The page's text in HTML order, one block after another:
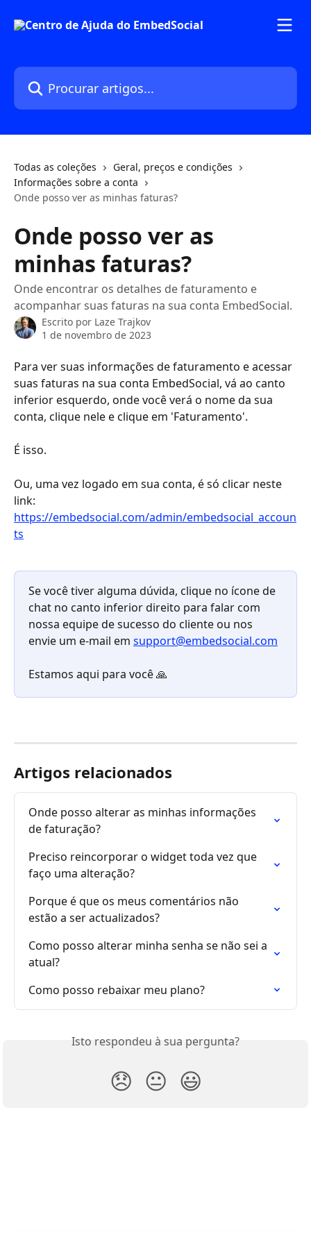
Procurar artigos...
Todas as coleções
Geral, preços e condições
Informações sobre a conta
Onde posso ver as minhas faturas?
Onde posso ver as
minhas faturas?
Onde encontrar os detalhes de faturamento e
acompanhar suas faturas na sua conta EmbedSocial.
Escrito por Laze Trajkov
1 de novembro de 2023
Para ver suas informações de faturamento e acessar
suas faturas na sua conta EmbedSocial, vá ao canto
inferior esquerdo, onde você verá o nome da sua
conta, clique nele e clique em 'Faturamento'.
É isso.
Ou, uma vez logado em sua conta, é só clicar neste
link:
https://embedsocial.com/admin/embedsocial_accoun
ts
Se você tiver alguma dúvida, clique no ícone de
chat no canto inferior direito para falar com
nossa equipe de sucesso do cliente ou nos
envie um e-mail em support@embedsocial.com
Estamos aqui para você 🙏
Artigos relacionados
Onde posso alterar as minhas informações
de faturação?
Preciso reincorporar o widget toda vez que
faço uma alteração?
Porque é que os meus comentários não
estão a ser actualizados?
Como posso alterar minha senha se não sei a
atual?
Como posso rebaixar meu plano?
Isto respondeu à sua pergunta?
😞 😐 😃